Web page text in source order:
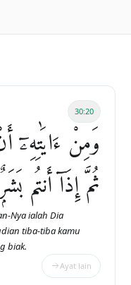
30:20
وَمِنْ
ثُمَّ إِذَآ أَنتُم
Nya ialah Dia
tiba-tiba kamu
biak.
Ayat lain